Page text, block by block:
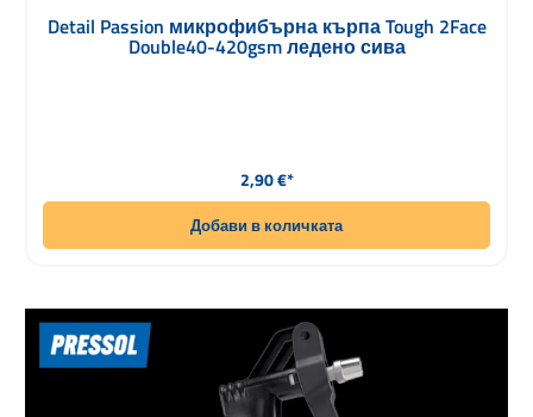
Средна оценка за 5 от 5 звезди
Detail Passion микрофибърна кърпа Tough 2Face
Double40-420gsm ледено сива
Редовна цена:
2,90 €*
Добави в количката